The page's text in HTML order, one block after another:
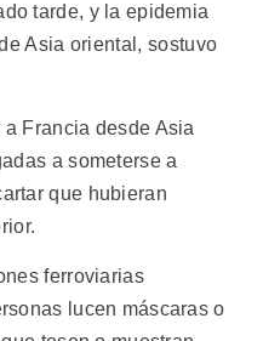
tarde, y la epidemia
Asia oriental, sostuvo
Francia desde Asia
a someterse a
que hubieran
ferroviarias
lucen máscaras o